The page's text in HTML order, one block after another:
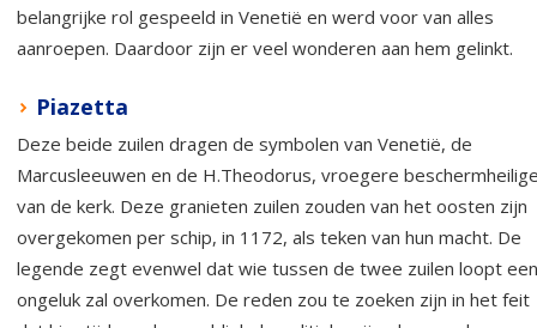
belangrijke rol gespeeld in Venetië en werd voor van alles
aanroepen. Daardoor zijn er veel wonderen aan hem gelinkt.
Piazetta
Deze beide zuilen dragen de symbolen van Venetië, de
Marcusleeuwen en de H.Theodorus, vroegere
van de kerk. Deze granieten zuilen zouden van het oosten zijn
overgekomen per schip, in 1172, als teken van hun macht. De
legende zegt evenwel dat wie tussen de twee zuilen loopt een
ongeluk zal overkomen. De reden zou te zoeken zijn in het feit